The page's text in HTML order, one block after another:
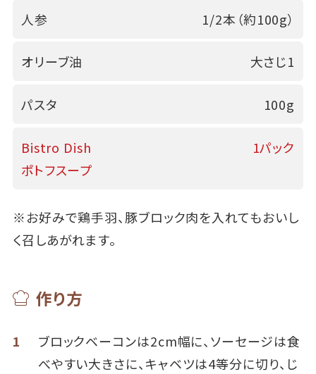
人参 1/2本（約100g）
オリーブ油 大さじ1
パスタ 100g
Bistro Dish
ポトフスープ
1パック
※お好みで鶏手羽、豚ブロック肉を入れてもおいし
く召しあがれます。
作り方
1
ブロックベーコンは2cm幅に、ソーセージは食
べやすい大きさに、キャベツは4等分に切り、じ